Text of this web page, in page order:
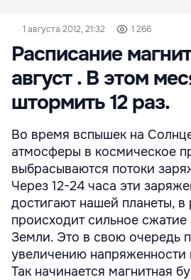
1 августа 2012, 21:32 1 266
Расписание
август . В этом
штормить 12 раз.
Во время вспышек на
атмосферы в космическое
выбрасываются потоки
Через 12-24 часа эти
достигают нашей планеты, в
происходит сильное
Земли. Это в свою очередь
увеличению напряженности
Так начинается магнитная